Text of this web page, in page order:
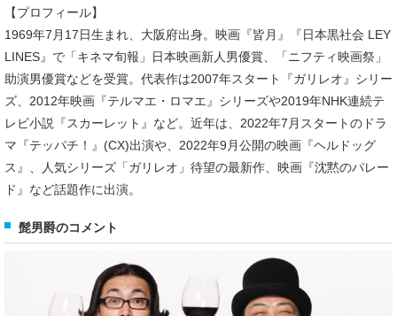
【プロフィール】
1969年7月17日生まれ、大阪府出身。映画『皆月』『日本黒社会 LEY
LINES』で「キネマ旬報」日本映画新人男優賞、「ニフティ映画祭」
助演男優賞などを受賞。代表作は2007年スタート『ガリレオ』シリー
ズ、2012年映画『テルマエ・ロマエ』シリーズや2019年NHK連続テ
レビ小説『スカーレット』など。近年は、2022年7月スタートのドラ
マ『テッパチ！』(CX)出演や、2022年9月公開の映画『ヘルドッグ
ス』、人気シリーズ「ガリレオ」待望の最新作、映画『沈黙のパレー
ド』など話題作に出演。
髭男爵のコメント